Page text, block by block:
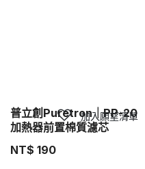
普立創Puretron｜PP-20
加熱器前置棉質濾芯
NT$ 190
加入願望清單